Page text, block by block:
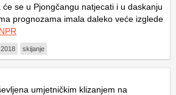
se u Pjongčangu natjecati i u daskanju
prognozama imala daleko veće izglede
NPR
skijanje
umjetničkim klizanjem na